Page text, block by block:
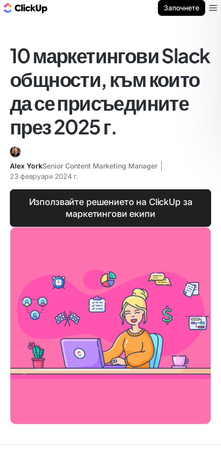
Започнете
10 маркетингови Slack
общности, към които
да се присъедините
през 2025 г.
Alex YorkSenior Content Marketing Manager
23 февруари 2024 г.
Използвайте решението на ClickUp за
маркетингови екипи